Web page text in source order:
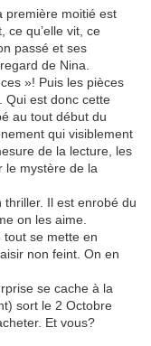
première moitié est
ce qu’elle vit, ce
passé et ses
de Nina.
»! Puis les pièces
Qui est donc cette
au tout début du
qui visiblement
de la lecture, les
mystère de la
thriller. Il est enrobé du
on les aime.
tout se mette en
non feint. On en
se cache à la
sort le 2 Octobre
Et vous?